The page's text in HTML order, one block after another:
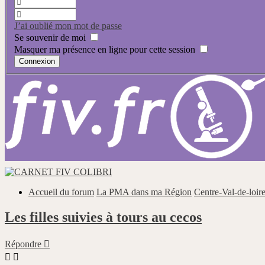
J’ai oublié mon mot de passe
Se souvenir de moi
Masquer ma présence en ligne pour cette session
Accueil du forum La PMA dans ma Région Centre-Val-de-loire
Les filles suivies à tours au cecos
Répondre